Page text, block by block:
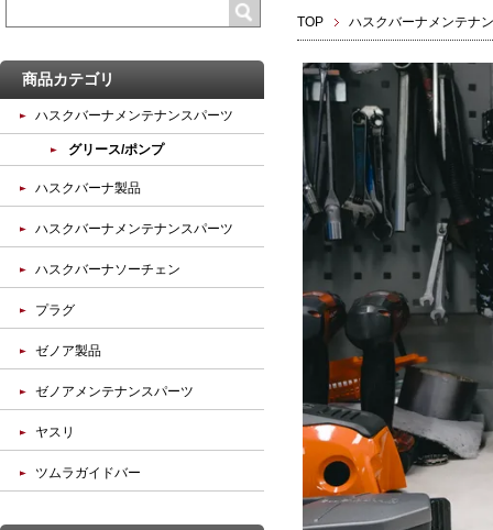
TOP ハスクバーナメンテナ
商品カテゴリ
ハスクバーナメンテナンスパーツ
グリース/ポンプ
ハスクバーナ製品
ハスクバーナメンテナンスパーツ
ハスクバーナソーチェン
プラグ
ゼノア製品
ゼノアメンテナンスパーツ
ヤスリ
ツムラガイドバー